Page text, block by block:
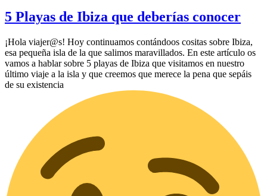
5 Playas de Ibiza que deberías conocer
¡Hola viajer@s! Hoy continuamos contándoos cositas sobre Ibiza,
esa pequeña isla de la que salimos maravillados. En este artículo os
vamos a hablar sobre 5 playas de Ibiza que visitamos en nuestro
último viaje a la isla y que creemos que merece la pena que sepáis
de su existencia